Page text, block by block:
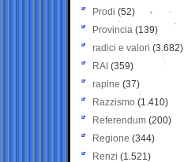
Prodi (52)
Provincia (139)
radici e valori (3.682)
RAI (359)
rapine (37)
Razzismo (1.410)
Referendum (200)
Regione (344)
Renzi (1.521)